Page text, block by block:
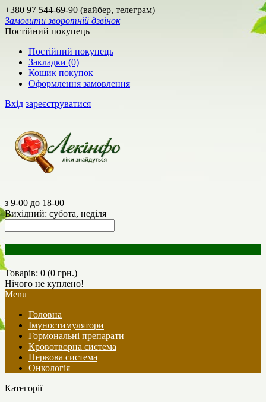
+380 97 544-69-90 (вайбер, телеграм)
Замовити зворотній дзвінок
Постійний покупець
Постійний покупець
Закладки (0)
Кошик покупок
Оформлення замовлення
Вхід зареєструватися
з 9-00 до 18-00
Вихідний: субота, неділя
Товарів: 0 (0 грн.)
Нічого не куплено!
Menu
Головна
Імуностимулятори
Гормональні препарати
Кровотворна система
Нервова система
Онкологія
Категорії